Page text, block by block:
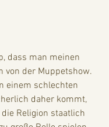
dass man meinen
von der Muppetshow.
einem schlechten
daher kommt,
Religion staatlich